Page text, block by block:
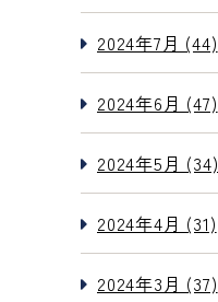
2024年7月 (44)
2024年6月 (47)
2024年5月 (34)
2024年4月 (31)
2024年3月 (37)